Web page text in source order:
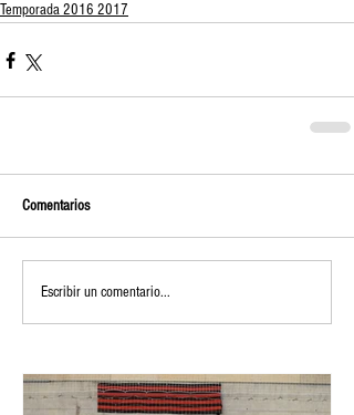
Temporada 2016 2017
Comentarios
Escribir un comentario...